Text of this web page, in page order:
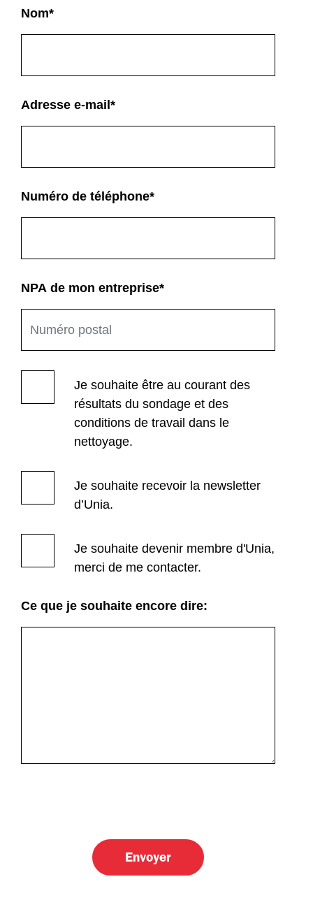
Nom*
Adresse e-mail *
Numéro de téléphone*
NPA de mon entreprise*
Je souhaite être au courant des
résultats du sondage et des
conditions de travail dans le
nettoyage.
Je souhaite recevoir la newsletter
d’Unia.
Je souhaite devenir membre d'Unia,
merci de me contacter.
Ce que je souhaite encore dire: